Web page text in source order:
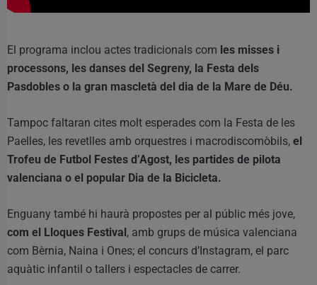
El programa inclou actes tradicionals com les misses i
processons, les danses del Segreny, la Festa dels
Pasdobles o la gran mascletà del dia de la Mare de Déu.
Tampoc faltaran cites molt esperades com la Festa de les
Paelles, les revetlles amb orquestres i macrodiscomòbils, el
Trofeu de Futbol Festes d’Agost, les partides de pilota
valenciana o el popular Dia de la Bicicleta.
Enguany també hi haurà propostes per al públic més jove,
com el Lloques Festival, amb grups de música valenciana
com Bèrnia, Naina i Ones; el concurs d’Instagram, el parc
aquàtic infantil o tallers i espectacles de carrer.